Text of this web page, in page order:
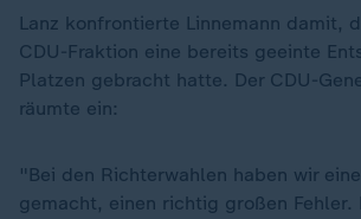
Lanz konfrontierte Linnemann damit,
CDU-Fraktion eine bereits geeinte
Platzen gebracht hatte. Der CDU-
räumte ein:
"Bei den Richterwahlen haben wir
gemacht, einen richtig großen Fehler.